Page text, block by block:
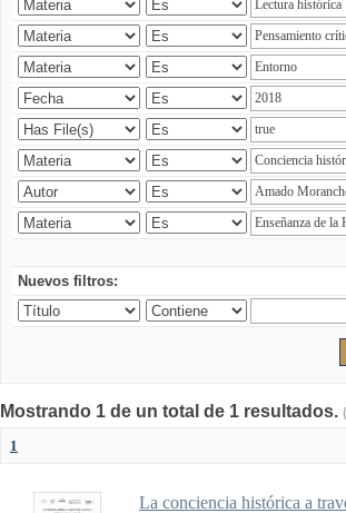
Nuevos filtros:
Mostrando 1 de un total de 1 resultados.
1
La conciencia histórica a